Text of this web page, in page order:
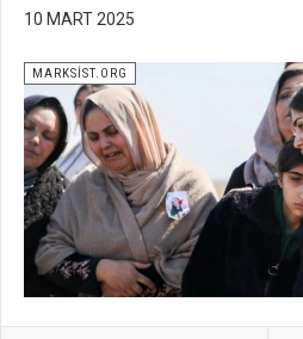
10 MART 2025
MARKSİST.ORG